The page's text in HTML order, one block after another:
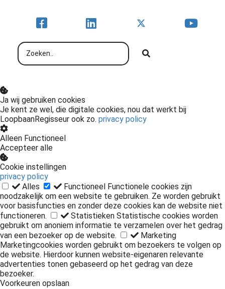
Ja wij gebruiken cookies
Je kent ze wel, die digitale cookies, nou dat werkt bij
LoopbaanRegisseur ook zo. privacy policy
Alleen Functioneel
Accepteer alle
Cookie instellingen
privacy policy
Alles
Functioneel Functionele cookies zijn
noodzakelijk om een website te gebruiken. Ze worden gebruikt
voor basisfuncties en zonder deze cookies kan de website niet
functioneren.
Statistieken Statistische cookies worden
gebruikt om anoniem informatie te verzamelen over het gedrag
van een bezoeker op de website.
Marketing
Marketingcookies worden gebruikt om bezoekers te volgen op
de website. Hierdoor kunnen website-eigenaren relevante
advertenties tonen gebaseerd op het gedrag van deze
bezoeker.
Voorkeuren opslaan